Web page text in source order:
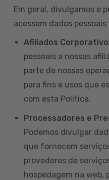
Em geral, divulgamos e
acessem dados
Afiliados
pessoais a nossas
parte de nossas
para fins e usos que
com esta Política.
Processadores e
Podemos divulgar
que fornecem
provedores de
hospedagem na web,